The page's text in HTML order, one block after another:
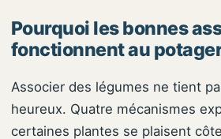
Pourquoi les bonnes
fonctionnent au
Associer des légumes ne tient
heureux. Quatre mécanismes
certaines plantes se plaisent